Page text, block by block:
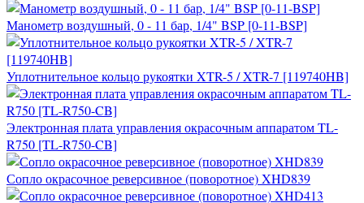
Манометр воздушный, 0 - 11 бар, 1/4" BSP [0-11-BSP]
Уплотнительное кольцо рукоятки XTR-5 / XTR-7 [119740HB]
Электронная плата управления окрасочным аппаратом TL-
R750 [TL-R750-CB]
Сопло окрасочное реверсивное (поворотное) XHD839